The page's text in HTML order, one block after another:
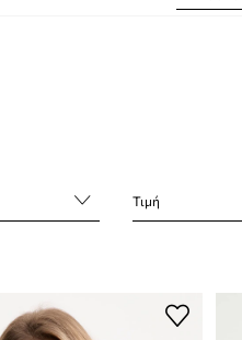
Τιμή